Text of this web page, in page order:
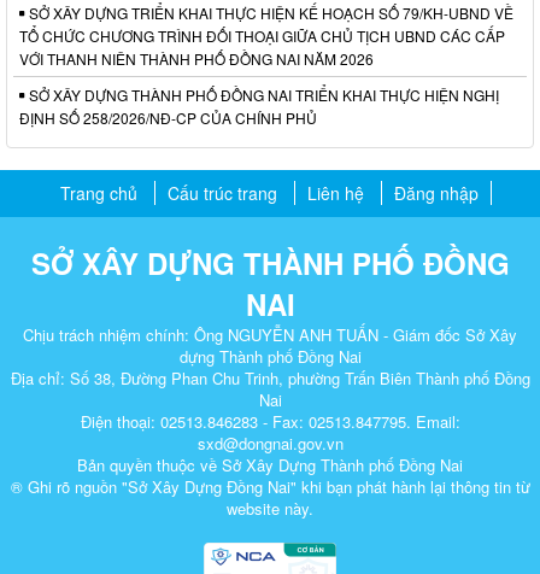
SỞ XÂY DỰNG TRIỂN KHAI THỰC HIỆN KẾ HOẠCH SỐ 79/KH-UBND VỀ
TỔ CHỨC CHƯƠNG TRÌNH ĐỐI THOẠI GIỮA CHỦ TỊCH UBND CÁC CẤP
VỚI THANH NIÊN THÀNH PHỐ ĐỒNG NAI NĂM 2026
SỞ XÂY DỰNG THÀNH PHỐ ĐỒNG NAI TRIỂN KHAI THỰC HIỆN NGHỊ
ĐỊNH SỐ 258/2026/NĐ-CP CỦA CHÍNH PHỦ
Trang chủ Cấu trúc trang Liên hệ Đăng nhập
SỞ XÂY DỰNG THÀNH PHỐ ĐỒNG
NAI
Chịu trách nhiệm chính: Ông NGUYỄN ANH TUẤN - Giám đốc Sở Xây
dựng Thành phố Đồng Nai
Địa chỉ: Số 38, Đường Phan Chu Trinh, phường Trấn Biên Thành phố Đồng
Nai
Điện thoại: 02513.846283 - Fax: 02513.847795. Email:
sxd@dongnai.gov.vn
Bản quyền thuộc về Sở Xây Dựng Thành phố Đồng Nai
® Ghi rõ nguồn "Sở Xây Dựng Đồng Nai" khi bạn phát hành lại thông tin từ
website này.​